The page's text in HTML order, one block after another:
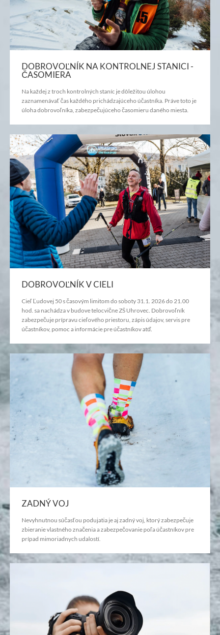
DOBROVOĽNÍK NA KONTROLNEJ STANICI -
ČASOMIERA
Na každej z troch kontrolných staníc je dôležitou úlohou
zaznamenávať čas každého prichádzajúceho účastníka. Práve toto je
úloha dobrovoľníka, zabezpečujúceho časomieru daného miesta.
DOBROVOĽNÍK V CIELI
Cieľ Ľudovej 50 s časovým limitom do soboty 31.1. 2026 do 21.00
hod. sa nachádza v budove telocvične ZŠ Uhrovec. Dobrovoľník
zabezpečuje prípravu cieľového priestoru, zápis údajov, servis pre
účastníkov, pomoc a informácie pre účastníkov atď.
ZADNÝ VOJ
Nevyhnutnou súčasťou podujatia je aj zadný voj, ktorý zabezpečuje
zbieranie vlastného značenia a zabezpečovanie poľa účastníkov pre
prípad mimoriadnych udalostí.